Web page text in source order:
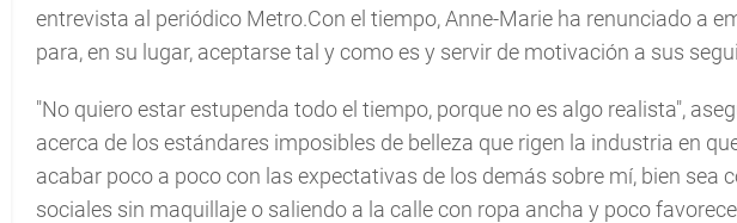
entrevista al periódico Metro.Con el tiempo, Anne-Marie ha renunciado a
para, en su lugar, aceptarse tal y como es y servir de motivación a sus
"No quiero estar estupenda todo el tiempo, porque no es algo realista",
acerca de los estándares imposibles de belleza que rigen la industria en
acabar poco a poco con las expectativas de los demás sobre mí, bien sea
sociales sin maquillaje o saliendo a la calle con ropa ancha y poco